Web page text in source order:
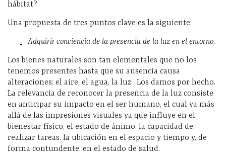
hábitat?
Una propuesta de tres puntos clave es la siguiente:
Adquirir conciencia de la presencia de la luz en el entorno.
Los bienes naturales son tan elementales que no los
tenemos presentes hasta que su ausencia causa
alteraciones: el aire, el agua, la luz. Los damos por hecho.
La relevancia de reconocer la presencia de la luz consiste
en anticipar su impacto en el ser humano, el cual va más
allá de las impresiones visuales ya que influye en el
bienestar físico, el estado de ánimo, la capacidad de
realizar tareas, la ubicación en el espacio y tiempo y, de
forma contundente, en el estado de salud.